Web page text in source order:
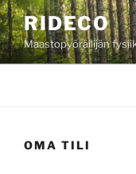
Siirry
sisältöönRIDECO
Maastopyöräilijän
OMA TILI